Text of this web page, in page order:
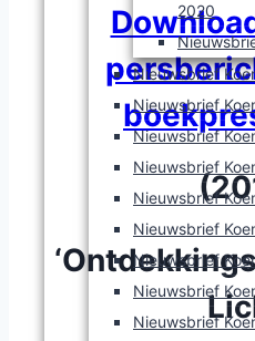
2020
Nieuwsbrief
Nieuwsbrief
Nieuwsbrief
Nieuwsbrief
Nieuwsbrief
Nieuwsbrief
Nieuwsbrief
Nieuwsbrief
Nieuwsbrief